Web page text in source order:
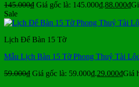
145.000₫ Giá gốc là: 145.000₫.88.000₫
Sale
Lịch Để Bàn 15 Tờ
Mẫu Lịch Bàn 15 Tờ Phong Thuỷ Tài
59.000₫ Giá gốc là: 59.000₫.29.000₫Giá